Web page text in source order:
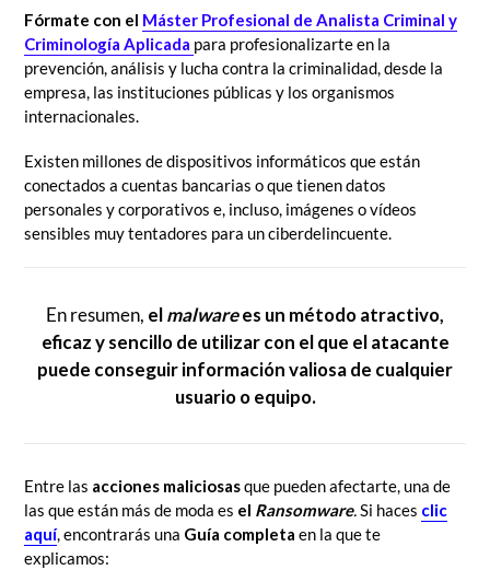
Fórmate con el Máster Profesional de Analista Criminal y
Criminología Aplicada para profesionalizarte en la
prevención, análisis y lucha contra la criminalidad, desde la
empresa, las instituciones públicas y los organismos
internacionales.
Existen millones de dispositivos informáticos que están
conectados a cuentas bancarias o que tienen datos
personales y corporativos e, incluso, imágenes o vídeos
sensibles muy tentadores para un ciberdelincuente.
En resumen, elmalwarees un método atractivo,
eficaz y sencillo de utilizar con el que el atacante
puede conseguir información valiosa de cualquier
usuario o equipo.
Entre las acciones maliciosasque pueden afectarte, una de
las que están más de moda es el Ransomware.Si haces clic
aquí, encontrarás una Guía completa en la que te
explicamos: